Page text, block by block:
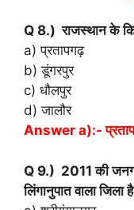
Q 8.) राजस्थान के
a) प्रतापगढ़
b) डूंगरपुर
c) धौलपुर
d) जालौर
Answer a):-
Q 9.) 2011 की
लिंगानुपात वाला जिला है